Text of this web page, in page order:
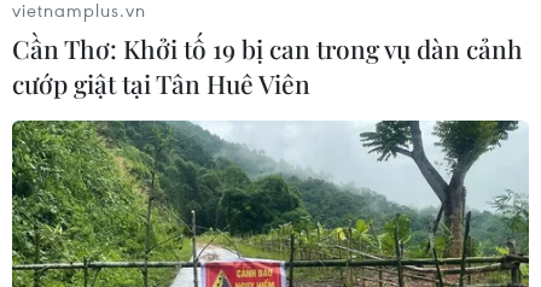
xấu độc trên mạng
08/08/2026 05:35
Đà Nẵng tìm "lời giải bài toán" an
ninh nguồn nước
08/08/2026 05:05
vietnamplus.vn
Cần Thơ: Khởi tố 19 bị can trong vụ dàn cảnh
cướp giật tại Tân Huê Viên